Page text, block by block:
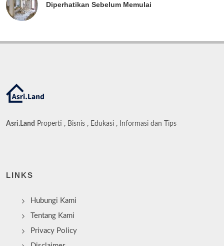
Diperhatikan Sebelum Memulai
Asri.Land Properti , Bisnis , Edukasi , Informasi dan Tips
LINKS
Hubungi Kami
Tentang Kami
Privacy Policy